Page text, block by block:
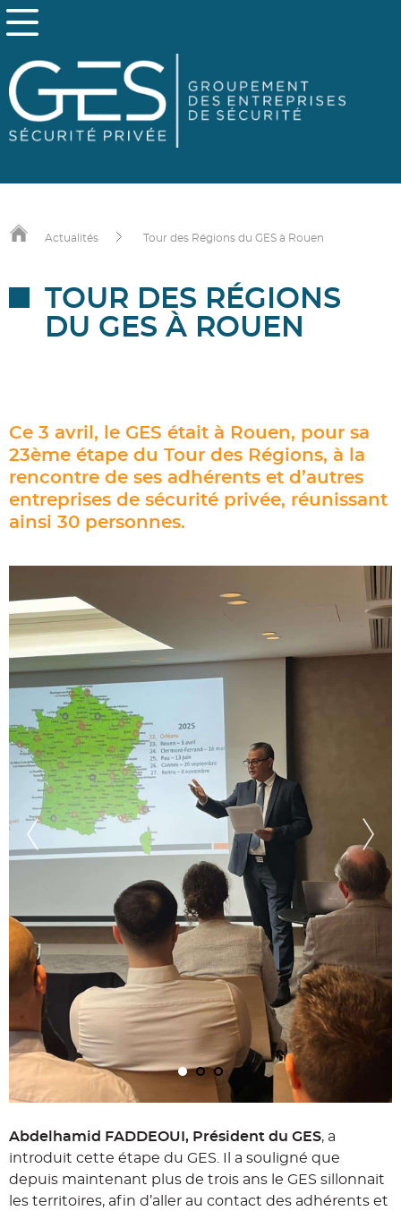
Actualités Tour des Régions du GES à Rouen
TOUR DES RÉGIONS
DU GES À ROUEN
Ce 3 avril, le GES était à Rouen, pour sa
23ème étape du Tour des Régions, à la
rencontre de ses adhérents et d’autres
entreprises de sécurité privée, réunissant
ainsi 30 personnes.
Abdelhamid FADDEOUI, Président du GES, a
introduit cette étape du GES. Il a souligné que
depuis maintenant plus de trois ans le GES sillonnait
les territoires, afin d’aller au contact des adhérents et